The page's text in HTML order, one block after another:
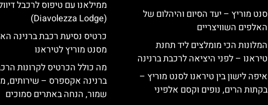
סנט מוריץ – יעד הסיום והיהלום של
האלפים השוויצריים
המלונות הכי מומלצים ליד תחנת
טיראנו – לפני היציאה לרכבת ברנינה
איפה לישון בין טיראנו לסנט מוריץ –
בקתות הרים, נופים וקסם אלפיני
ממילאנו עם טיפוס לרכבל
(Diavolezza Lodge)
כרטיס נסיעת רכבת ברנינה
מסנט מוריץ לטיראנו
מה כולל הכרטיס לקרונות
ברנינה אקספרס – שירותים,
שמור, הנחה באתרים סמוכים